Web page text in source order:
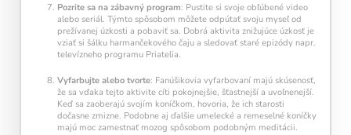
Pozrite sa na zábavný program: Pustite si svoje obľúbené video
alebo seriál. Týmto spôsobom môžete odpútať svoju myseľ od
prežívanej úzkosti a pobaviť sa. Dobrá aktivita znižujúce úzkosť je
vziať si šálku harmančekového čaju a sledovať staré epizódy napr.
televízneho programu Priatelia.
Vyfarbujte alebo tvorte: Fanúšikovia vyfarbovaní majú skúsenosť,
že sa vďaka tejto aktivite cíti pokojnejšie, šťastnejší a uvoľnenejší.
Keď sa zaoberajú svojím koníčkom, hovoria, že ich starosti
dočasne zmizne. Podobne aj ďalšie umelecké a remeselné koníčky
majú moc zamestnať mozog spôsobom podobným meditácii.